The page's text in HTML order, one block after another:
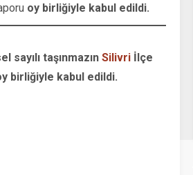
oy birliğiyle kabul edildi.
sayılı taşınmazın Silivri İlçe
birliğiyle kabul edildi.